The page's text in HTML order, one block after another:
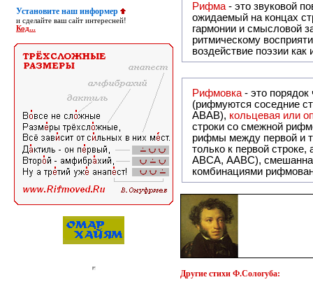
Установите наш информер
и сделайте ваш сайт интересней!
Код...
Рифма - это звуковой повтор, традиционно используемый в поэзии и, как
ожидаемый на концах
гармонии и смысловой
ритмическому
воздействие поэзии
Рифмовка - это
(рифмуются соседние
ABAB), кольцевая или
строки со смежной
рифмы между первой и
только к первой
ABCA, AABC), смешанная или вольная рифмовка (рифмовка в сложных строфах с различными
комбинациями
Другие стихи Ф.Сологуба: